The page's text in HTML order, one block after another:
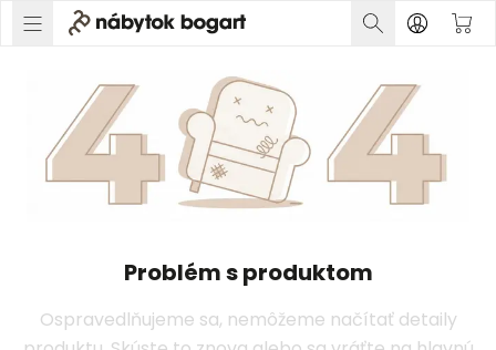
Problém s produktom
Ospravedlňujeme sa, nemôžeme načítať detaily